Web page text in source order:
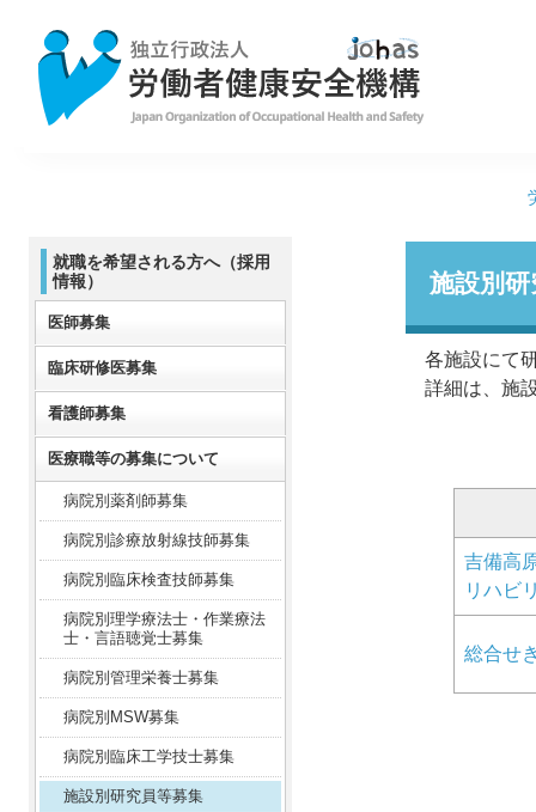
施設別
各施設にて
詳細は、施
吉備高
リハビ
総合せ
就職を希望される方へ（採用
情報）
医師募集
臨床研修医募集
看護師募集
医療職等の募集について
病院別薬剤師募集
病院別診療放射線技師募集
病院別臨床検査技師募集
病院別理学療法士・作業療法
士・言語聴覚士募集
病院別管理栄養士募集
病院別MSW募集
病院別臨床工学技士募集
施設別研究員等募集